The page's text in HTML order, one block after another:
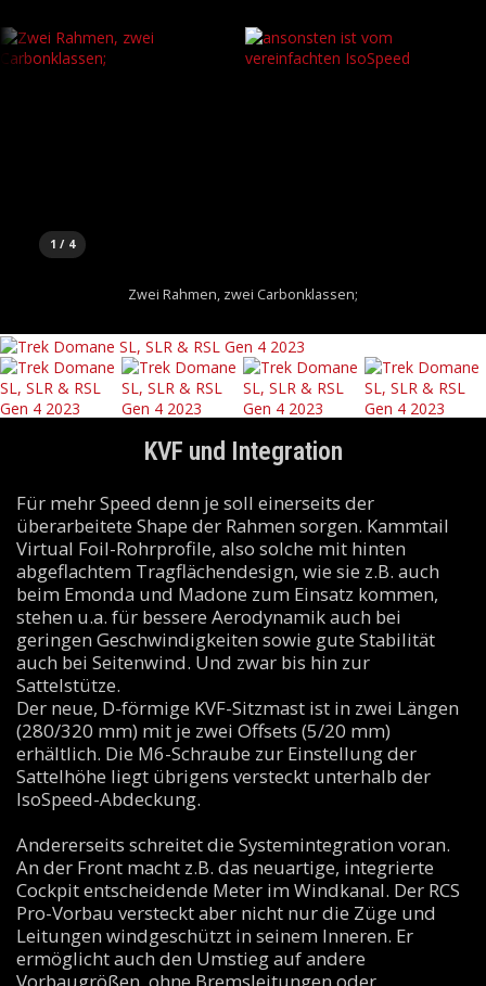
1 / 4
Zwei Rahmen, zwei Carbonklassen;
KVF und Integration
Für mehr Speed denn je soll einerseits der
überarbeitete Shape der Rahmen sorgen. Kammtail
Virtual Foil-Rohrprofile, also solche mit hinten
abgeflachtem Tragflächendesign, wie sie z.B. auch
beim Emonda und Madone zum Einsatz kommen,
stehen u.a. für bessere Aerodynamik auch bei
geringen Geschwindigkeiten sowie gute Stabilität
auch bei Seitenwind. Und zwar bis hin zur
Sattelstütze.
Der neue, D-förmige KVF-Sitzmast ist in zwei Längen
(280/320 mm) mit je zwei Offsets (5/20 mm)
erhältlich. Die M6-Schraube zur Einstellung der
Sattelhöhe liegt übrigens versteckt unterhalb der
IsoSpeed-Abdeckung.
Andererseits schreitet die Systemintegration voran.
An der Front macht z.B. das neuartige, integrierte
Cockpit entscheidende Meter im Windkanal. Der RCS
Pro-Vorbau versteckt aber nicht nur die Züge und
Leitungen windgeschützt in seinem Inneren. Er
ermöglicht auch den Umstieg auf andere